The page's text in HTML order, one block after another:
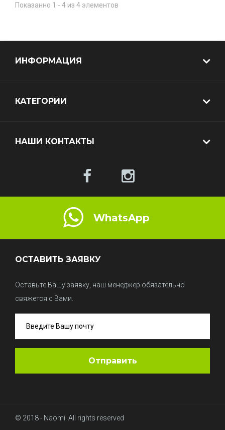
Показанно 1 - 4 из 4 элементов
ИНФОРМАЦИЯ
© 2018 - Naomi. All rights reserved
КАТЕГОРИИ
НАШИ КОНТАКТЫ
WhatsApp
ОСТАВИТЬ ЗАЯВКУ
Оставьте Вашу заявку, наш менеджер обязательно
свяжется с Вами.